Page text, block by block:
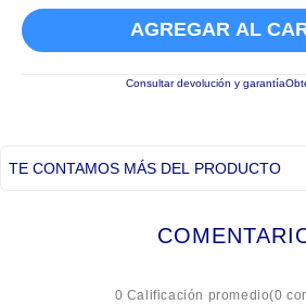
AGREGAR AL
Consultar devolución y garantía
TE CONTAMOS MÁS DEL PRODUCTO
0 Calificación promedio(0